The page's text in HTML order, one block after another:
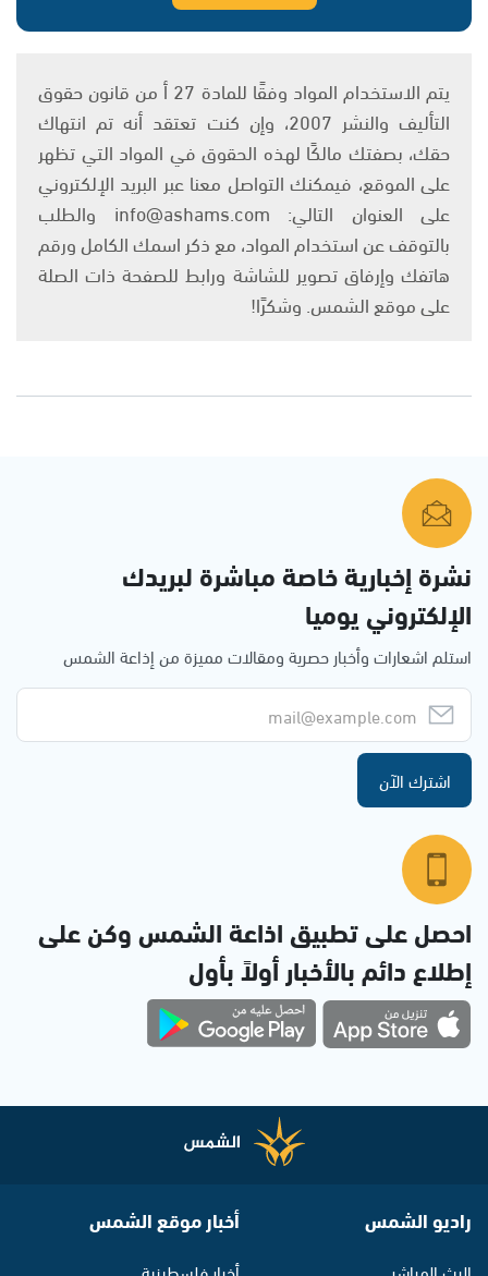
يتم الاستخدام المواد وفقًا للمادة 27 أ من قانون حقوق
التأليف والنشر 2007، وإن كنت تعتقد أنه تم انتهاك
حقك، بصفتك مالكًا لهذه الحقوق في المواد التي تظهر
على الموقع، فيمكنك التواصل معنا عبر البريد الإلكتروني
على العنوان التالي: info@ashams.com والطلب
بالتوقف عن استخدام المواد، مع ذكر اسمك الكامل ورقم
هاتفك وإرفاق تصوير للشاشة ورابط للصفحة ذات الصلة
على موقع الشمس. وشكرًا!
نشرة إخبارية خاصة مباشرة لبريدك
الإلكتروني يوميا
استلم اشعارات وأخبار حصرية ومقالات مميزة من إذاعة الشمس
اشترك الآن
احصل على تطبيق اذاعة الشمس وكن على
إطلاع دائم بالأخبار أولاً بأول
راديو الشمس أخبار موقع الشمس